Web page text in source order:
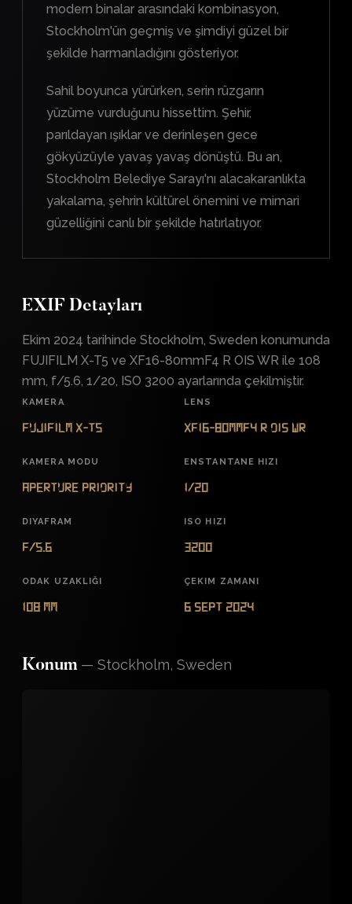
modern binalar arasındaki kombinasyon,
Stockholm'ün geçmiş ve şimdiyi güzel bir
şekilde harmanladığını gösteriyor.
Sahil boyunca yürürken, serin rüzgarın
yüzüme vurduğunu hissettim. Şehir,
parıldayan ışıklar ve derinleşen gece
gökyüzüyle yavaş yavaş dönüştü. Bu an,
Stockholm Belediye Sarayı'nı alacakaranlıkta
yakalama, şehrin kültürel önemini ve mimari
güzelliğini canlı bir şekilde hatırlatıyor.
EXIF Detayları
Ekim 2024 tarihinde Stockholm, Sweden konumunda
FUJIFILM X-T5 ve XF16-80mmF4 R OIS WR ile 108
mm, f/5.6, 1/20, ISO 3200 ayarlarında çekilmiştir.
KAMERA
FUJIFILM X-T5
LENS
XF16-80mmF4 R OIS WR
KAMERA MODU
Aperture Priority
ENSTANTANE HIZI
1/20
DIYAFRAM
f/5.6
ISO HIZI
3200
ODAK UZAKLIĞI
108 mm
ÇEKIM ZAMANI
6 Sept 2024
Konum — Stockholm, Sweden